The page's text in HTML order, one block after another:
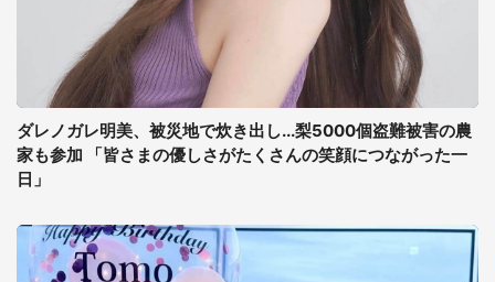
ダレノガレ明美、被災地で炊き出し...梨5000個盗難被害の農
家も参加 「皆さまの優しさがたくさんの笑顔につながった一
日」